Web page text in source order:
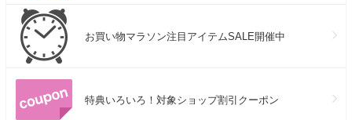
お買い物マラソン注目アイテムSALE開催中
特典いろいろ！対象ショップ割引クーポン